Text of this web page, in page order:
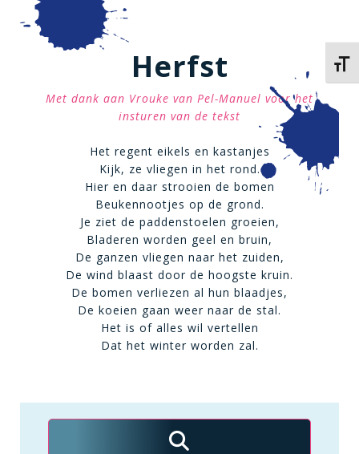
Herfst
Met dank aan Vrouke van Pel-Manuel voor het
insturen van de tekst
Het regent eikels en kastanjes
Kijk, ze vliegen in het rond.
Hier en daar strooien de bomen
Beukennootjes op de grond.
Je ziet de paddenstoelen groeien,
Bladeren worden geel en bruin,
De ganzen vliegen naar het zuiden,
De wind blaast door de hoogste kruin.
De bomen verliezen al hun blaadjes,
De koeien gaan weer naar de stal.
Het is of alles wil vertellen
Dat het winter worden zal.